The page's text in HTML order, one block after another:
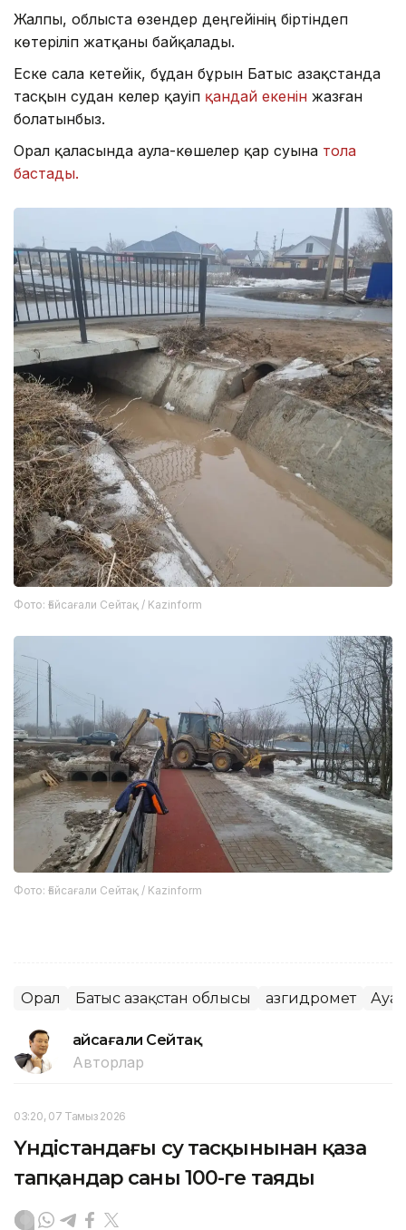
Жалпы, облыста өзендер деңгейінің біртіндеп
көтеріліп жатқаны байқалады.
Еске сала кетейік, бұдан бұрын Батыс Қазақстанда
тасқын судан келер қауіп қандай екенін жазған
болатынбыз.
Орал қаласында аула-көшелер қар суына тола
бастады.
Фото: Ғайсағали Сейтақ / Kazinform
Фото: Ғайсағали Сейтақ / Kazinform
Орал Батыс Қазақстан облысы Қазгидромет Ауа
Ғайсағали Сейтақ
Авторлар
03:20, 07 Тамыз 2026
Үндістандағы су тасқынынан қаза
тапқандар саны 100-ге таяды